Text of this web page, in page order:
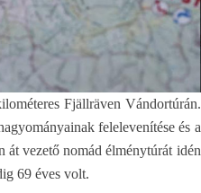
Fjällräven Vándortúrán.
felelevenítése és a
át vezető nomád élménytúrát idén
69 éves volt.